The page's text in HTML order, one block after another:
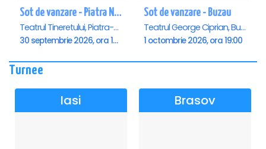
Sot de vanzare - Piatra Neamt
Teatrul Tineretului, Piatra-Neamt
30 septembrie 2026, ora 19:00
Sot de vanzare - Buzau
Teatrul George Ciprian, Buzau
1 octombrie 2026, ora 19:00
Turnee
Iasi Brasov